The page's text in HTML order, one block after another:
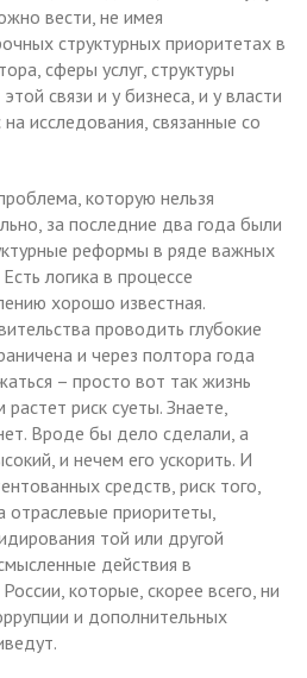
вести, не имея
структурных приоритетах в
сферы услуг, структуры
связи и у бизнеса, и у власти
исследования, связанные со
которую нельзя
за последние два года были
реформы в ряде важных
логика в процессе
хорошо известная.
проводить глубокие
и через полтора года
– просто вот так жизнь
риск суеты. Знаете,
Вроде бы дело сделали, а
и нечем его ускорить. И
средств, риск того,
приоритеты,
той или другой
действия в
которые, скорее всего, ни
и дополнительных